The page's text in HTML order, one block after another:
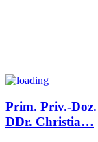
Prim. Priv.-Doz.
DDr. Christia…